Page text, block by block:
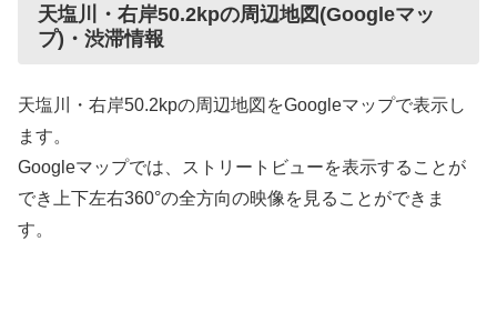
天塩川・右岸50.2kpの周辺地図(Googleマッ
プ)・渋滞情報
天塩川・右岸50.2kpの周辺地図をGoogleマップで表示し
ます。
Googleマップでは、ストリートビューを表示することが
でき上下左右360°の全方向の映像を見ることができま
す。